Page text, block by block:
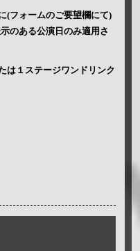
(フォームのご要望欄にて)
のある公演日のみ適用さ
は１ステージワンドリンク